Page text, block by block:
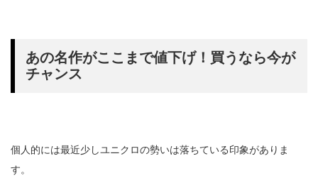
あの名作がここまで値下げ！買うなら今が
チャンス
個人的には最近少しユニクロの勢いは落ちている印象がありま
す。